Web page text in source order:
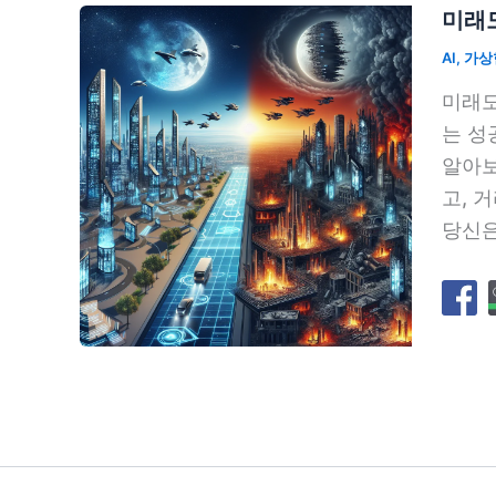
미래
AI, 가상
미래
는 성
알아
고,
당신